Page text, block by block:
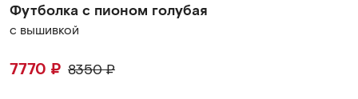
Футболка с пионом голубая
c вышивкой
7770 ₽ 8350₽